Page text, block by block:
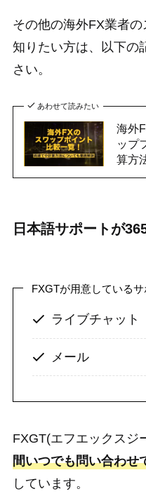
その他の海外FX業者
知りたい方は、以下の
さい。
あわせて読みたい
海外
ップ
算方
日本語サポートが
FXGTが用意しているサ
ライブチャット
メール
FXGT(エフエックスジ
間いつでも問い合わせ
しています。